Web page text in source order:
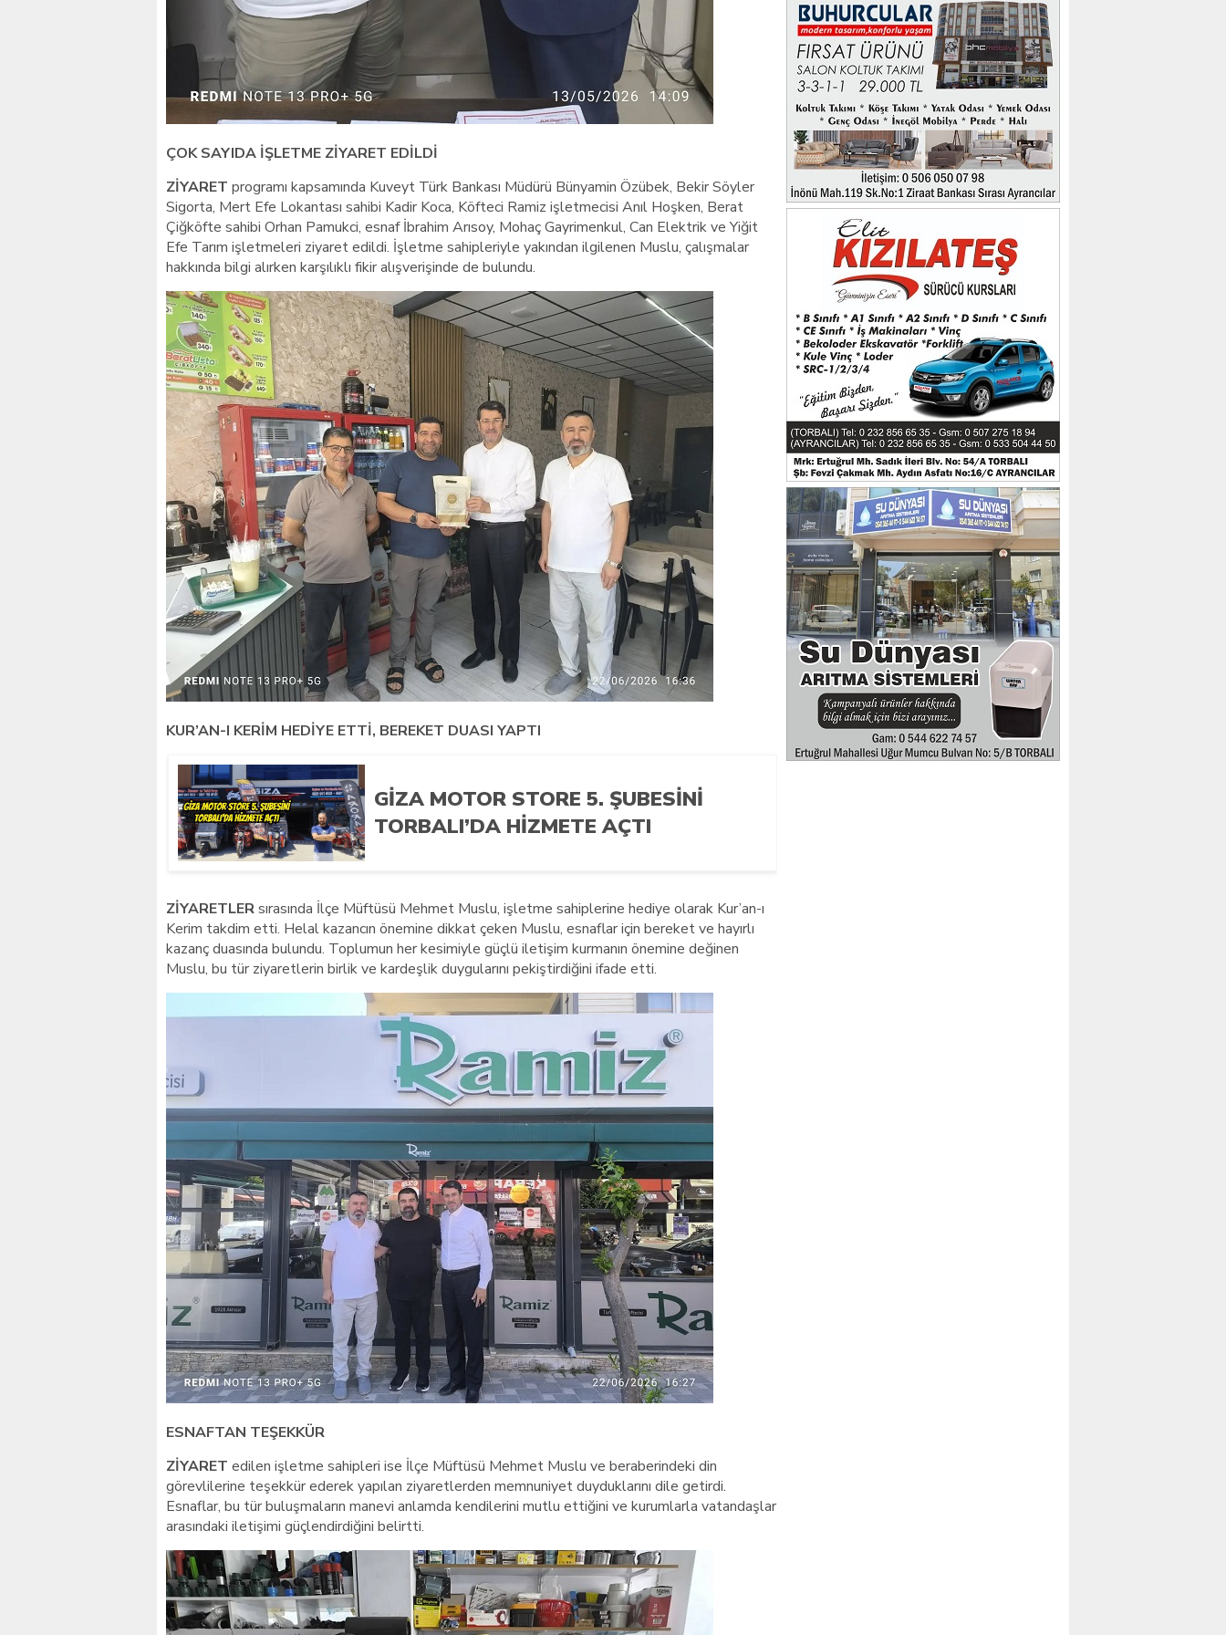
ÇOK SAYIDA İŞLETME ZİYARET EDİLDİ
ZİYARET programı kapsamında Kuveyt Türk Bankası Müdürü Bünyamin Özübek, Bekir Söyler
Sigorta, Mert Efe Lokantası sahibi Kadir Koca, Köfteci Ramiz işletmecisi Anıl Hoşken, Berat
Çiğköfte sahibi Orhan Pamukci, esnaf İbrahim Arısoy, Mohaç Gayrimenkul, Can Elektrik ve Yiğit
Efe Tarım işletmeleri ziyaret edildi. İşletme sahipleriyle yakından ilgilenen Muslu, çalışmalar
hakkında bilgi alırken karşılıklı fikir alışverişinde de bulundu.
KUR’AN-I KERİM HEDİYE ETTİ, BEREKET DUASI YAPTI
GIZA MOTOR STORE 5. ŞUBESINI
TORBALI’DA HIZMETE AÇTI
ZİYARETLERsırasında İlçe Müftüsü Mehmet Muslu, işletme sahiplerine hediye olarak Kur’an-ı
Kerim takdim etti. Helal kazancın önemine dikkat çeken Muslu, esnaflar için bereket ve hayırlı
kazanç duasında bulundu. Toplumun her kesimiyle güçlü iletişim kurmanın önemine değinen
Muslu, bu tür ziyaretlerin birlik ve kardeşlik duygularını pekiştirdiğini ifade etti.
ESNAFTAN TEŞEKKÜR
ZİYARET edilen işletme sahipleri ise İlçe Müftüsü Mehmet Muslu ve beraberindeki din
görevlilerine teşekkür ederek yapılan ziyaretlerden memnuniyet duyduklarını dile getirdi.
Esnaflar, bu tür buluşmaların manevi anlamda kendilerini mutlu ettiğini ve kurumlarla vatandaşlar
arasındaki iletişimi güçlendirdiğini belirtti.